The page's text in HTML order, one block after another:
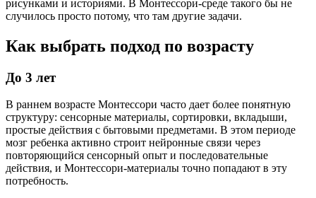
рисунками и историями. В Монтессори-среде такого бы не
случилось просто потому, что там другие задачи.
Как выбрать подход по возрасту
До 3 лет
В раннем возрасте Монтессори часто дает более понятную
структуру: сенсорные материалы, сортировки, вкладыши,
простые действия с бытовыми предметами. В этом периоде
мозг ребенка активно строит нейронные связи через
повторяющийся сенсорный опыт и последовательные
действия, и Монтессори-материалы точно попадают в эту
потребность.